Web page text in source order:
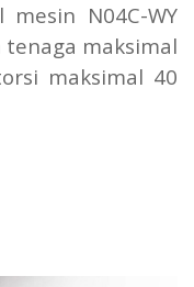
N04C-WY
maksimal
maksimal 40